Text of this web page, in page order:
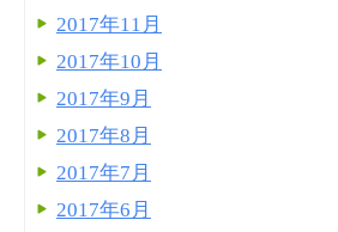
2017年11月
2017年10月
2017年9月
2017年8月
2017年7月
2017年6月